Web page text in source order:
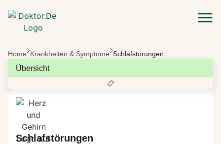
Home Krankheiten & Symptome Schlafstörungen
Schlafstörungen
Übersicht